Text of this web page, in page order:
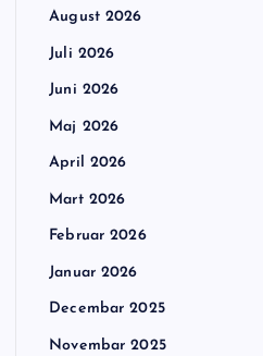
August 2026
Juli 2026
Juni 2026
Maj 2026
April 2026
Mart 2026
Februar 2026
Januar 2026
Decembar 2025
Novembar 2025